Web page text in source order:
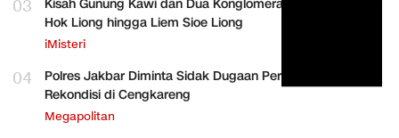
03
Kisah Gunung Kawi dan Dua Konglomerat Indonesia Ong
Hok Liong hingga Liem Sioe Liong
iMisteri
04
Polres Jakbar Diminta Sidak Dugaan Perakitan HP
Rekondisi di Cengkareng
Megapolitan